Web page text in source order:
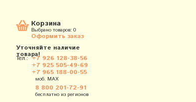
Корзина
Выбрано товаров: 0
Оформить заказ
Уточняйте наличие
товара!
Тел.: +7 926 128-38-56
+7 925 505-49-69
+7 965 188-00-55
моб. MAX
8 800 201-72-91
бесплатно из регионов